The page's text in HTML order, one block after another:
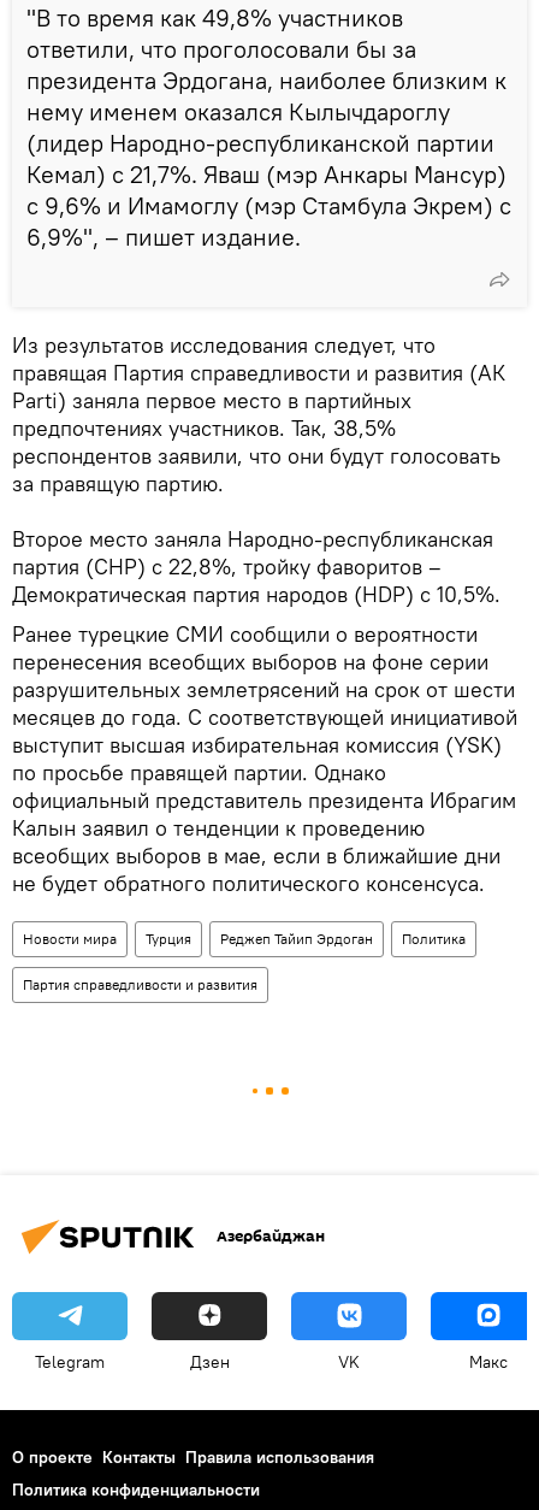
"В то время как 49,8% участников
ответили, что проголосовали бы за
президента Эрдогана, наиболее близким к
нему именем оказался Кылычдароглу
(лидер Народно-республиканской партии
Кемал) с 21,7%. Яваш (мэр Анкары Мансур)
с 9,6% и Имамоглу (мэр Стамбула Экрем) с
6,9%", – пишет издание.
Из результатов исследования следует, что
правящая Партия справедливости и развития (АК
Parti) заняла первое место в партийных
предпочтениях участников. Так, 38,5%
респондентов заявили, что они будут голосовать
за правящую партию.
Второе место заняла Народно-республиканская
партия (CHP) с 22,8%, тройку фаворитов –
Демократическая партия народов (HDP) с 10,5%.
Ранее турецкие СМИ сообщили о вероятности
перенесения всеобщих выборов на фоне серии
разрушительных землетрясений на срок от шести
месяцев до года. С соответствующей инициативой
выступит высшая избирательная комиссия (YSK)
по просьбе правящей партии. Однако
официальный представитель президента Ибрагим
Калын заявил о тенденции к проведению
всеобщих выборов в мае, если в ближайшие дни
не будет обратного политического консенсуса.
Новости мира Турция Реджеп Тайип Эрдоган Политика
Партия справедливости и развития
Азербайджан
Telegram Дзен VK Макс
О проекте Контакты Правила использования
Политика конфиденциальности